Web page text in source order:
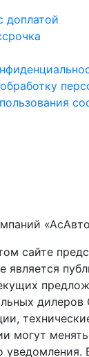
доплатой
сайте
является
дилеров
могут